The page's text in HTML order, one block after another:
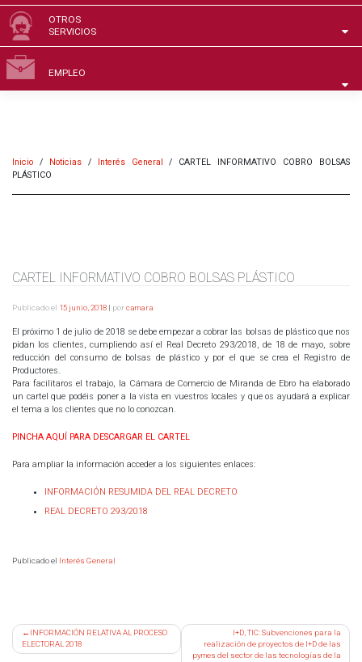
OTROS
SERVICIOS
EMPLEO
Inicio / Noticias/ Interés General / CARTEL INFORMATIVO COBRO BOLSAS
PLÁSTICO
CARTEL INFORMATIVO COBRO BOLSAS PLÁSTICO
Publicado el 15 junio, 2018 | porcamara
El próximo 1 de julio de 2018 se debe empezar a cobrar las bolsas de plástico que nos
pidan los clientes, cumpliendo así el Real Decreto 293/2018, de 18 de mayo, sobre
reducción del consumo de bolsas de plástico y por el que se crea el Registro de
Productores.
Para facilitaros el trabajo, la Cámara de Comercio de Miranda de Ebro ha elaborado
un cartel que podéis poner a la vista en vuestros locales y que os ayudará a explicar
el tema a los clientes que no lo conozcan.
PINCHA AQUÍ PARA DESCARGAR EL CARTEL
Para ampliar la información acceder a los siguientes enlaces:
INFORMACIÓN RESUMIDA DEL REAL DECRETO
REAL DECRETO 293/2018
Publicado el Interés General
Navegación
de
INFORMACIÓN RELATIVA AL PROCESO
ELECTORAL 2018
I+D, TIC: Subvenciones para la
realización de proyectos de I+D de las
pymes del sector de las tecnologías de la